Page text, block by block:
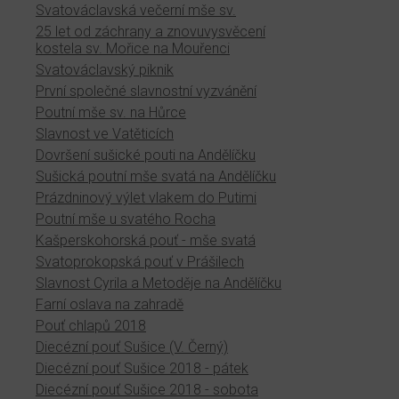
Svatováclavská večerní mše sv.
25 let od záchrany a znovuvysvěcení
kostela sv. Mořice na Mouřenci
Svatováclavský piknik
První společné slavnostní vyzvánění
Poutní mše sv. na Hůrce
Slavnost ve Vatěticích
Dovršení sušické pouti na Andělíčku
Sušická poutní mše svatá na Andělíčku
Prázdninový výlet vlakem do Putimi
Poutní mše u svatého Rocha
Kašperskohorská pouť - mše svatá
Svatoprokopská pouť v Prášilech
Slavnost Cyrila a Metoděje na Andělíčku
Farní oslava na zahradě
Pouť chlapů 2018
Diecézní pouť Sušice (V. Černý)
Diecézní pouť Sušice 2018 - pátek
Diecézní pouť Sušice 2018 - sobota